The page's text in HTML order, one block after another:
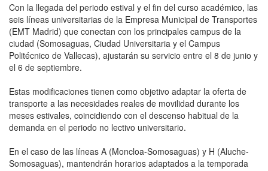
Con la llegada del periodo estival y el fin del curso académico, las
seis líneas universitarias de la Empresa Municipal de Transportes
(EMT Madrid) que conectan con los principales campus de la
ciudad (Somosaguas, Ciudad Universitaria y el Campus
Politécnico de Vallecas), ajustarán su servicio entre el 8 de junio y
el 6 de septiembre.
Estas modificaciones tienen como objetivo adaptar la oferta de
transporte a las necesidades reales de movilidad durante los
meses estivales, coincidiendo con el descenso habitual de la
demanda en el periodo no lectivo universitario.
En el caso de las líneas A (Moncloa-Somosaguas) y H (Aluche-
Somosaguas), mantendrán horarios adaptados a la temporada